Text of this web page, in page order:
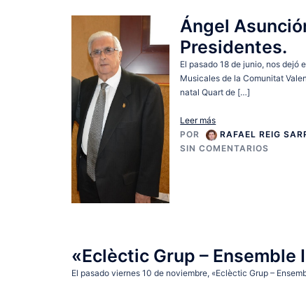
Ángel
Presidentes.
El pasado 18 de junio, nos dejó
Musicales de la Comunitat
natal Quart de […]
Leer más
POR
RAFAEL REIG
SIN COMENTARIOS
«Eclèctic Grup –
El pasado viernes 10 de noviembre, «Eclèctic Grup –